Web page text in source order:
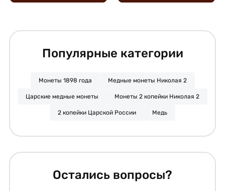
Популярные категории
Монеты 1898 года Медные монеты Николая 2
Царские медные монеты Монеты 2 копейки Николая 2
2 копейки Царской России Медь
Остались вопросы?